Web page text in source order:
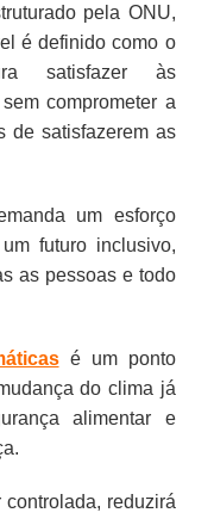
pela ONU,
é definido como o
satisfazer às
comprometer a
de satisfazerem as
um esforço
futuro inclusivo,
as pessoas e todo
é um ponto
do clima já
alimentar e
controlada, reduzirá